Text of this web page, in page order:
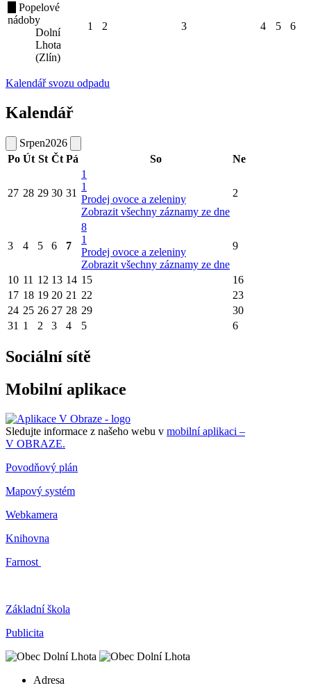
Popelové
nádoby
Dolní
Lhota
(Zlín)
1 2 3 4 5 6
Kalendář svozu odpadu
Kalendář
Srpen2026
Po Út St Čt Pá So Ne
27 28 29 30 31
1
1
Prodej ovoce a zeleniny
Zobrazit všechny záznamy ze dne
2
3 4 5 6 7
8
1
Prodej ovoce a zeleniny
Zobrazit všechny záznamy ze dne
9
10 11 12 13 14 15
16
17 18 19 20 21 22
23
24 25 26 27 28 29
30
31 1 2 3 4 5 6
Sociální sítě
Mobilní aplikace
Sledujte informace z našeho webu v mobilní aplikaci –
V OBRAZE.
Povodňový plán
Mapový systém
Webkamera
Knihovna
Farnost
Základní škola
Publicita
Adresa